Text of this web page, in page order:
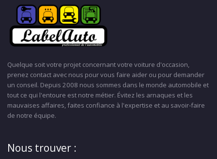
Quelque soit votre projet concernant votre voiture d'occasion,
prenez contact avec nous pour vous faire aider ou pour demander
un conseil. Depuis 2008 nous sommes dans le monde automobile et
tout ce qui l'entoure est notre métier. Évitez les arnaques et les
mauvaises affaires, faites confiance à l'expertise et au savoir-faire
de notre équipe.
Nous trouver :